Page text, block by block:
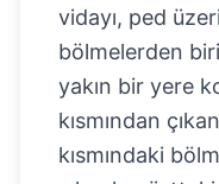
vidayı, ped
bölmelerden
yakın bir yere
kısmından
kısmındaki